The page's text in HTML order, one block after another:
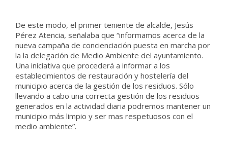
De este modo, el primer teniente de alcalde, Jesús
Pérez Atencia, señalaba que “informamos acerca de la
nueva campaña de concienciación puesta en marcha por
la la delegación de Medio Ambiente del ayuntamiento.
Una iniciativa que procederá a informar a los
establecimientos de restauración y hostelería del
municipio acerca de la gestión de los residuos. Sólo
llevando a cabo una correcta gestión de los residuos
generados en la actividad diaria podremos mantener un
municipio más limpio y ser mas respetuosos con el
medio ambiente”.